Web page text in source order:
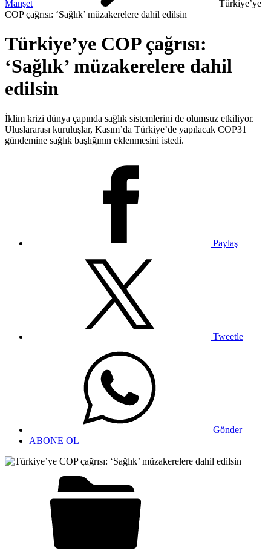
Manşet
Türkiye’ye
COP çağrısı: ‘Sağlık’ müzakerelere dahil edilsin
Türkiye’ye COP çağrısı:
‘Sağlık’ müzakerelere dahil
edilsin
İklim krizi dünya çapında sağlık sistemlerini de olumsuz etkiliyor.
Uluslararası kuruluşlar, Kasım’da Türkiye’de yapılacak COP31
gündemine sağlık başlığının eklenmesini istedi.
Paylaş
Tweetle
Gönder
ABONE OL